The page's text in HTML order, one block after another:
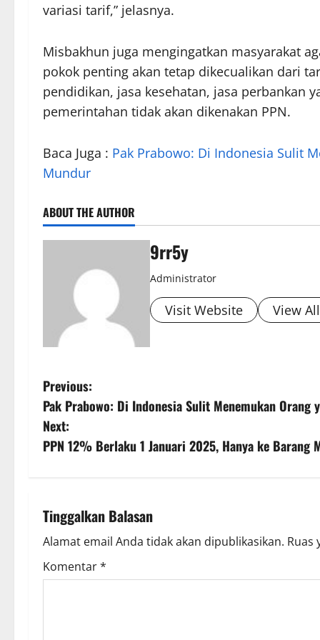
variasi tarif,” jelasnya.
Misbakhun juga mengingatkan masyarakat
pokok penting akan tetap dikecualikan dari
pendidikan, jasa kesehatan, jasa perbankan
pemerintahan tidak akan dikenakan PPN.
Baca Juga : Pak Prabowo: Di Indonesia Sulit
Mundur
ABOUT THE AUTHOR
9rr5y
Administrator
Visit Website View
P
o
s
n
a
v
Previous:
Pak Prabowo: Di Indonesia Sulit Menemukan Orang
Next:
PPN 12% Berlaku 1 Januari 2025, Hanya ke Barang
Tinggalkan Balasan
Alamat email Anda tidak akan dipublikasikan. Ruas
Komentar*